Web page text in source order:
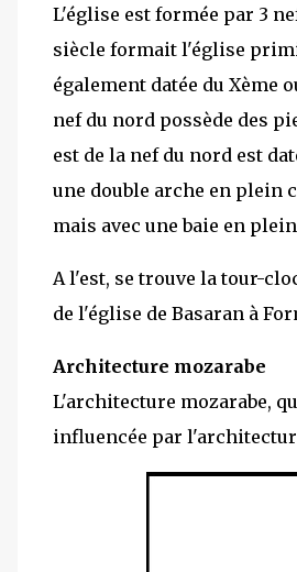
L'église est formée par 3
siècle formait l'église
également datée du Xème
nef du nord possède des
est de la nef du nord est
une double arche en plein
mais avec une baie en
A l'est, se trouve la tour-
de l'église de Basaran à
Architecture mozarabe
L'architecture mozarabe,
influencée par